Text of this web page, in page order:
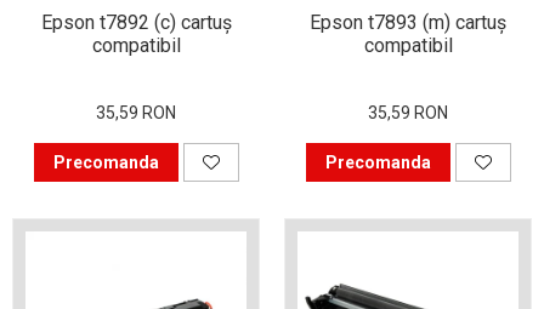
pentru birou
Cum să prelungești viața
Cadouri pentru persoanele
ce lucrează de acasă
imprima prin USB de la
device-urilor tale?
Epson t7892 (c) cartuş
compatibil
35,59 RON
Precomanda
Epson t7893 (m) cartuş
compatibil
35,59 RON
Precomanda